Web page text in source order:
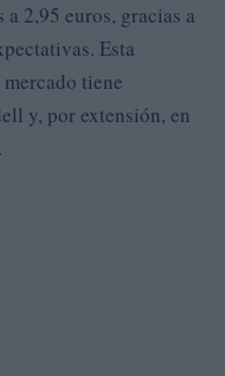
2,95 euros, gracias a
Esta
tiene
y, por extensión, en